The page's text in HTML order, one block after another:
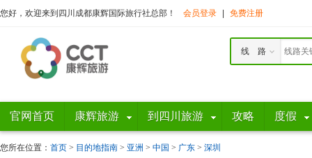
您好，欢迎来到四川成都康辉国际旅行社总部！ 会员登录 免费注册
线 路
官网首页 康辉旅游 到四川旅游 攻略 度假
您所在位置： 首页 > 目的地指南 > 亚洲 > 中国 > 广东 > 深圳